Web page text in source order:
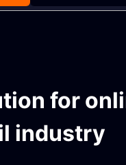
for
industry